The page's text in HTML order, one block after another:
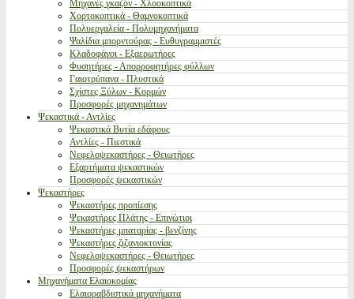
Μηχανές γκαζόν - Χλοοκοπτικά
Χορτοκοπτικά - Θαμνοκοπτικά
Πολυεργαλεία - Πολυμηχανήματα
Ψαλίδια μπορντούρας - Ευθυγραμμιστές
Κλαδοφάγοι - Εξαερωτήρες
Φυσητήρες - Απορροφητήρες φύλλων
Γαιοτρύπανα - Πλυστικά
Σχίστες Ξύλων - Κορμών
Προσφορές μηχανημάτων
Ψεκαστικά - Αντλίες
Ψεκαστικά Βυτία εδάφους
Αντλίες - Πιεστικά
Νεφελοψεκαστήρες - Θειωτήρες
Εξαρτήματα ψεκαστικών
Προσφορές ψεκαστικών
Ψεκαστήρες
Ψεκαστήρες προπίεσης
Ψεκαστήρες Πλάτης - Επινώτιοι
Ψεκαστήρες μπαταρίας - βενζίνης
Ψεκαστήρες ζιζανιοκτονίας
Νεφελοψεκαστήρες - Θειωτήρες
Προσφορές ψεκαστήρων
Μηχανήματα Ελαιοκομίας
Ελαιοραβδιστικά μηχανήματα